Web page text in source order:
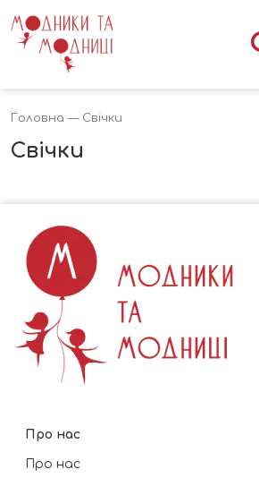
Головна — Свічки
Свічки
Про нас
Про нас